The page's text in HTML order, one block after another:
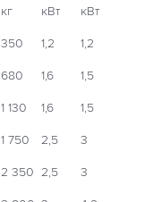
кг кВт
кВт
350 1,2
1,2
680 1,6
1,5
1 130 1,6
1,5
1 750 2,5
3
2 350 2,5
3